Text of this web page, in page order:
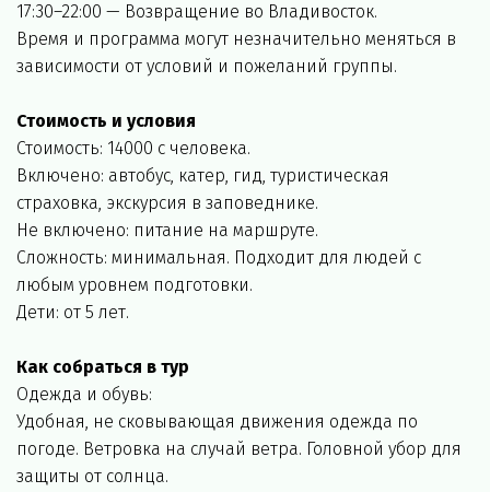
17:30–22:00 — Возвращение во Владивосток.
Время и программа могут незначительно меняться в
зависимости от условий и пожеланий группы.
Стоимость и условия
Стоимость: 14000 с человека.
Включено: автобус, катер, гид, туристическая
страховка, экскурсия в заповеднике.
Не включено: питание на маршруте.
Сложность: минимальная. Подходит для людей с
любым уровнем подготовки.
Дети: от 5 лет.
Как собраться в тур
Одежда и обувь:
Удобная, не сковывающая движения одежда по
погоде. Ветровка на случай ветра. Головной убор для
защиты от солнца.